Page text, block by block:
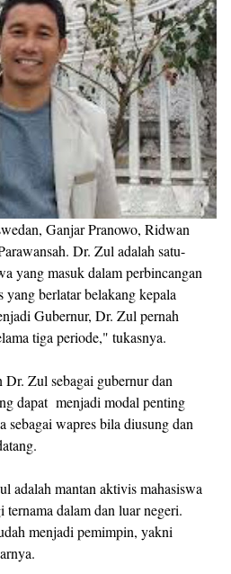
Ganjar Pranowo, Ridwan
Dr. Zul adalah satu-
yang masuk dalam perbincangan
yang berlatar belakang kepala
Gubernur, Dr. Zul pernah
tiga periode," tukasnya.
Zul sebagai gubernur dan
dapat menjadi modal penting
sebagai wapres bila diusung dan
adalah mantan aktivis mahasiswa
dalam dan luar negeri.
menjadi pemimpin, yakni